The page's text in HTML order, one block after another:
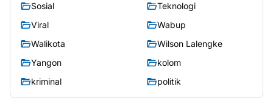
Sosial
Teknologi
Viral
Wabup
Walikota
Wilson Lalengke
Yangon
kolom
kriminal
politik